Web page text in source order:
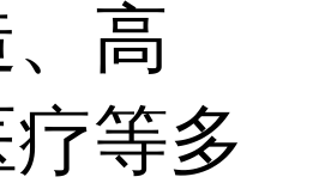
高
等多